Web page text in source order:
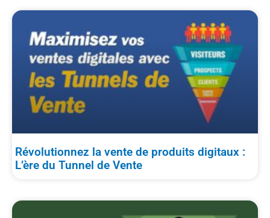
Révolutionnez la vente de produits digitaux :
L’ère du Tunnel de Vente